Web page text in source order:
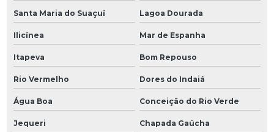
Santa Maria do Suaçuí Lagoa Dourada
Ilicínea Mar de Espanha
Itapeva Bom Repouso
Rio Vermelho Dores do Indaiá
Água Boa Conceição do Rio Verde
Jequeri Chapada Gaúcha